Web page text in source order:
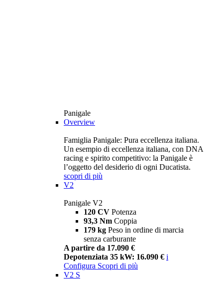
Panigale
Overview
Famiglia Panigale: Pura eccellenza italiana.
Un esempio di eccellenza italiana, con DNA
racing e spirito competitivo: la Panigale è
l’oggetto del desiderio di ogni Ducatista.
scopri di più
V2
Panigale V2
120 CV Potenza
93,3 Nm Coppia
179 kg Peso in ordine di marcia
senza carburante
A partire da 17.090 €
Depotenziata 35 kW: 16.090 € i
Configura Scopri di più
V2 S